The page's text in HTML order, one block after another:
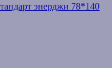
энерджи 78*140